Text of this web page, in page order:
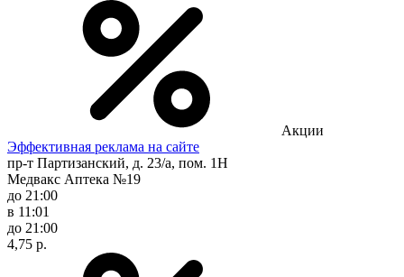
Акции
Эффективная реклама на сайте
пр-т Партизанский, д. 23/а, пом. 1Н
Медвакс Аптека №19
до 21:00
в 11:01
до 21:00
4,75 р.